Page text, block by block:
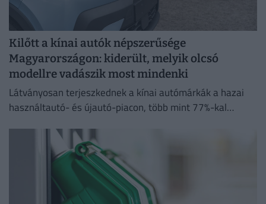
Kilőtt a kínai autók népszerűsége
Magyarországon: kiderült, melyik olcsó
modellre vadászik most mindenki
Látványosan terjeszkednek a kínai autómárkák a hazai
használtautó- és újautó-piacon, több mint 77%-kal
tavalyhoz képest.